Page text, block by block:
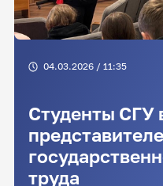
04.03.2026 / 11:35
Студенты СГУ
труда